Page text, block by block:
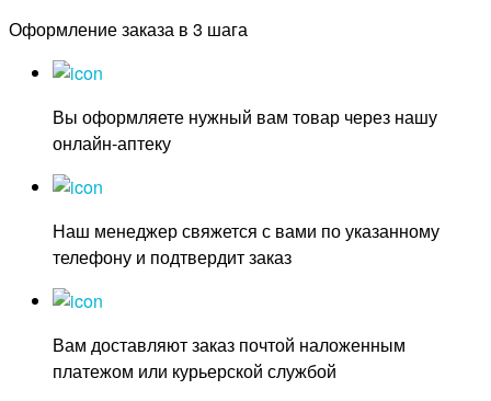
Оформление заказа в 3 шага
Вы оформляете нужный вам товар через нашу
онлайн-аптеку
Наш менеджер свяжется с вами по указанному
телефону и подтвердит заказ
Вам доставляют заказ почтой наложенным
платежом или курьерской службой